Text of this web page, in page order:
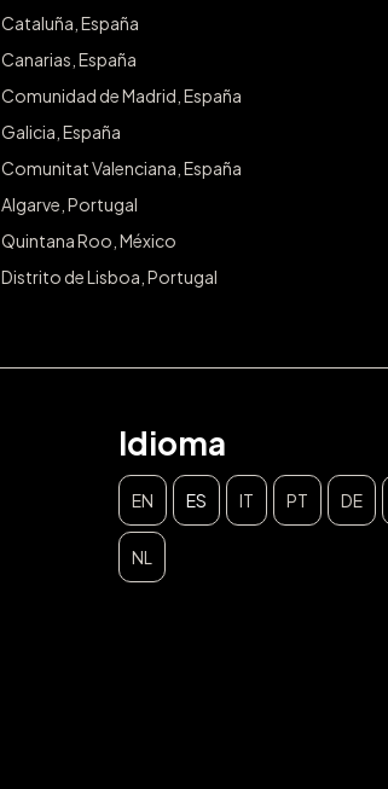
Cataluña, España
Canarias, España
Comunidad de Madrid, España
Galicia, España
Comunitat Valenciana, España
Algarve, Portugal
Quintana Roo, México
Distrito de Lisboa, Portugal
Idioma
EN ES IT PT DE
NL